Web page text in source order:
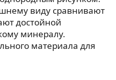
виду сравнивают
достойной
минералу.
материала для